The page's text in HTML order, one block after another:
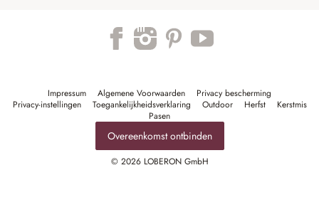
Impressum Algemene Voorwaarden
Privacy bescherming
Privacy-instellingen
Toegankelijkheidsverklaring Outdoor Herfst
Kerstmis
Pasen
Overeenkomst ontbinden
© 2026 LOBERON GmbH